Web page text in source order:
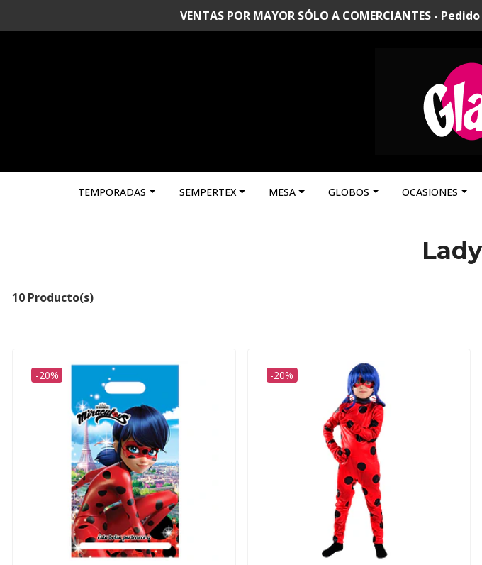
VENTAS POR MAYOR SÓLO A COMERCIANTES -
TEMPORADAS SEMPERTEX MESA GLOBOS OCASIONES
10 Producto(s)
-20% -20%